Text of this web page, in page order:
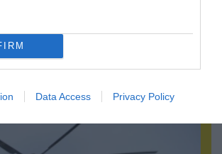
Data Access Privacy Policy
για πρώτη φορά την
της τριάδα και
σοκ – Δείτε βίντεο